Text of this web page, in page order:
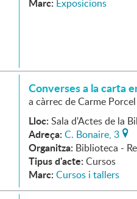
Exposicions
Converses a la carta
a càrrec de Carme Porcel
Lloc: Sala d'Actes de la
Adreça: C. Bonaire, 3
Organitza: Biblioteca -
Tipus d'acte: Cursos
Marc: Cursos i tallers